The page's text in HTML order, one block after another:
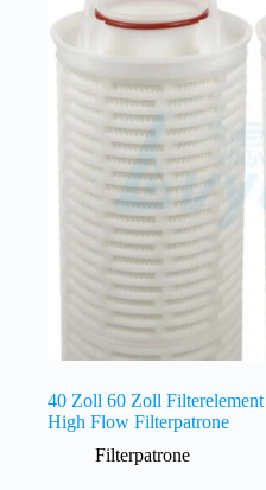
40 Zoll 60 Zoll Filterelement
High Flow Filterpatrone
Filterpatrone